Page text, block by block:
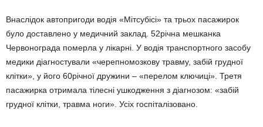
Внаслідок автопригоди водія «Мітсубісі» та трьох пасажирок
було доставлено у медичний заклад. 52річна мешканка
Червонограда померла у лікарні. У водія транспортного засобу
медики діагностували «черепномозкову травму, забій грудної
клітки», у його 60річної дружини – «перелом ключиці». Третя
пасажирка отримала тілесні ушкодження з діагнозом: «забій
грудної клітки, травма ноги». Усіх госпіталізовано.